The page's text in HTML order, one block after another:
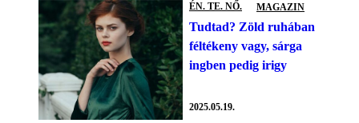
ÉN. TE. NŐ. MAGAZIN
Tudtad? Zöld ruhában
féltékeny vagy, sárga
ingben pedig irigy
2025.05.19.